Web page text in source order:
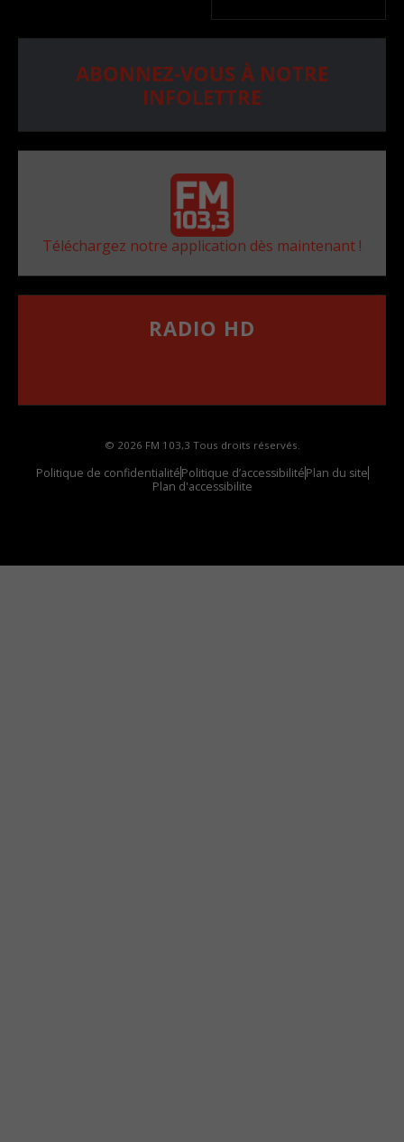
ABONNEZ-VOUS À NOTRE
INFOLETTRE
Téléchargez notre application dès maintenant !
RADIO HD
© 2026 FM 103,3 Tous droits réservés.
Politique de confidentialitéPolitique d’accessibilitéPlan du site
Plan d'accessibilite